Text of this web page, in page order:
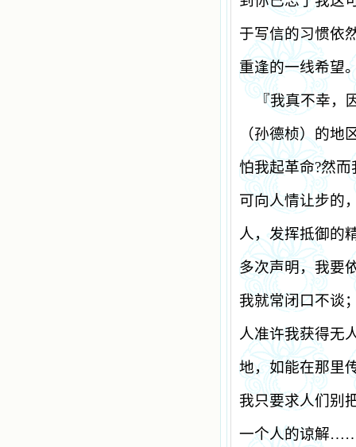
于写信的习惯依
重逢的一线希望
『我真不幸，
（孙德桢）的
怕我起革命?然而
可向人情让步的
人，发挥抵御的
多次声明，我要
我就常闭口不谈
人准许我获得无
地，如能在那里
我只要求人们别
一个人的谅解